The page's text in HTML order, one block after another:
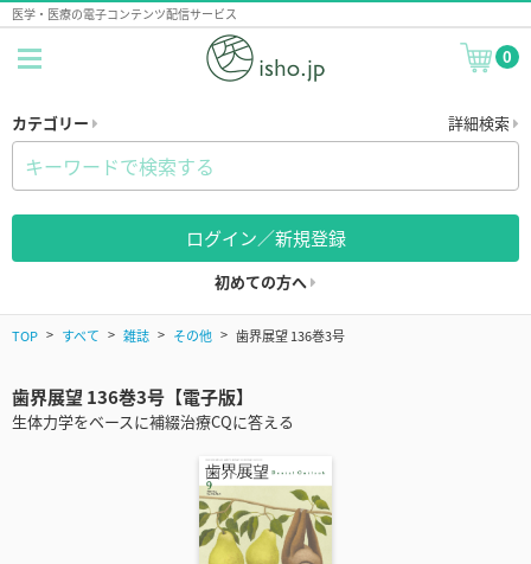
医学・医療の電子コンテンツ配信サービス
0
カテゴリー 詳細検索
ログイン／新規登録
初めての方へ
TOP すべて 雑誌 その他 歯界展望 136巻3号
歯界展望 136巻3号【電子版】
生体力学をベースに補綴治療CQに答える